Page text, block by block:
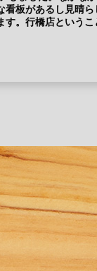
看板があるし見晴
す。行橋店という